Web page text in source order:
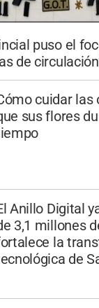
puso el
de
cuidar las
sus flores
Anillo Digital
3,1 millones
la
de